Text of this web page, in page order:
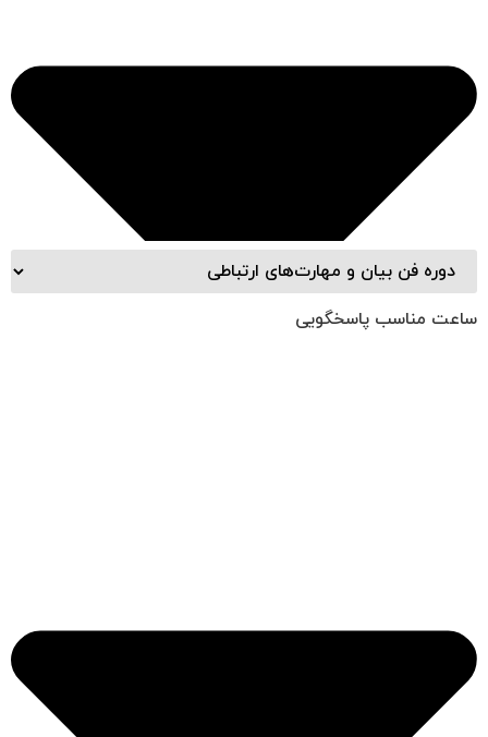
ساعت مناسب پاسخگویی